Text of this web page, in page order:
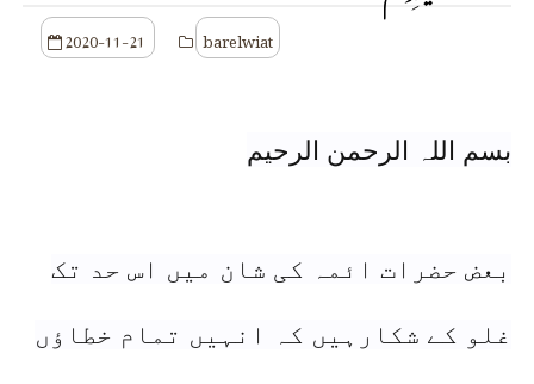
2020-11-21 barelwiat
بسم اللہ الرحمن الرحیم
بعض حضرات ائمہ کی شان میں اس حد تک
غلو کے شکارہیں کہ انہیں تمام خطاؤں